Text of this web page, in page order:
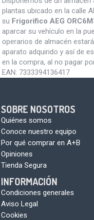
plantas ubicado en la calle
su Frigorifico AEG
aparcar su vehículo en la
operarios de almacén
aparato adquirido y así de
en la compra, al no pagar
EAN: 7333394136417
SOBRE NOSOTROS
Quiénes somos
Conoce nuestro equipo
Por qué comprar en A+B
Opiniones
Tienda Segura
INFORMACIÓN
Condiciones generales
Aviso Legal
Cookies